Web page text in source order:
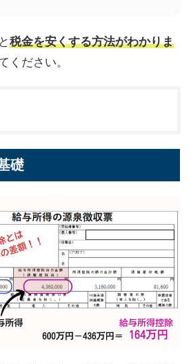
税金を安くする方法がわかりま
ください。
礎